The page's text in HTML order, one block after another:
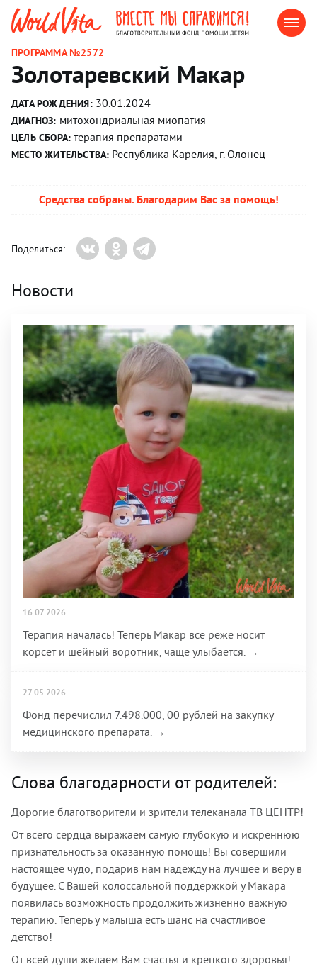
ПРОГРАММА №2572
Золотаревский Макар
ДАТА РОЖДЕНИЯ:30.01.2024
ДИАГНОЗ: митохондриальная миопатия
ЦЕЛЬ СБОРА: терапия препаратами
МЕСТО ЖИТЕЛЬСТВА: Республика Карелия, г. Олонец
Средства собраны. Благодарим Вас за помощь!
Поделиться:
Новости
16.07.2026
Терапия началась! Теперь Макар все реже носит
корсет и шейный воротник, чаще улыбается. →
27.05.2026
Фонд перечислил 7.498.000, 00 рублей на закупку
медицинского препарата. →
Слова благодарности от родителей:
Дорогие благотворители и зрители телеканала ТВ ЦЕНТР!
От всего сердца выражаем самую глубокую и искреннюю
признательность за оказанную помощь! Вы совершили
настоящее чудо, подарив нам надежду на лучшее и веру в
будущее. С Вашей колоссальной поддержкой у Макара
появилась возможность продолжить жизненно важную
терапию. Теперь у малыша есть шанс на счастливое
детство!
От всей души желаем Вам счастья и крепкого здоровья!